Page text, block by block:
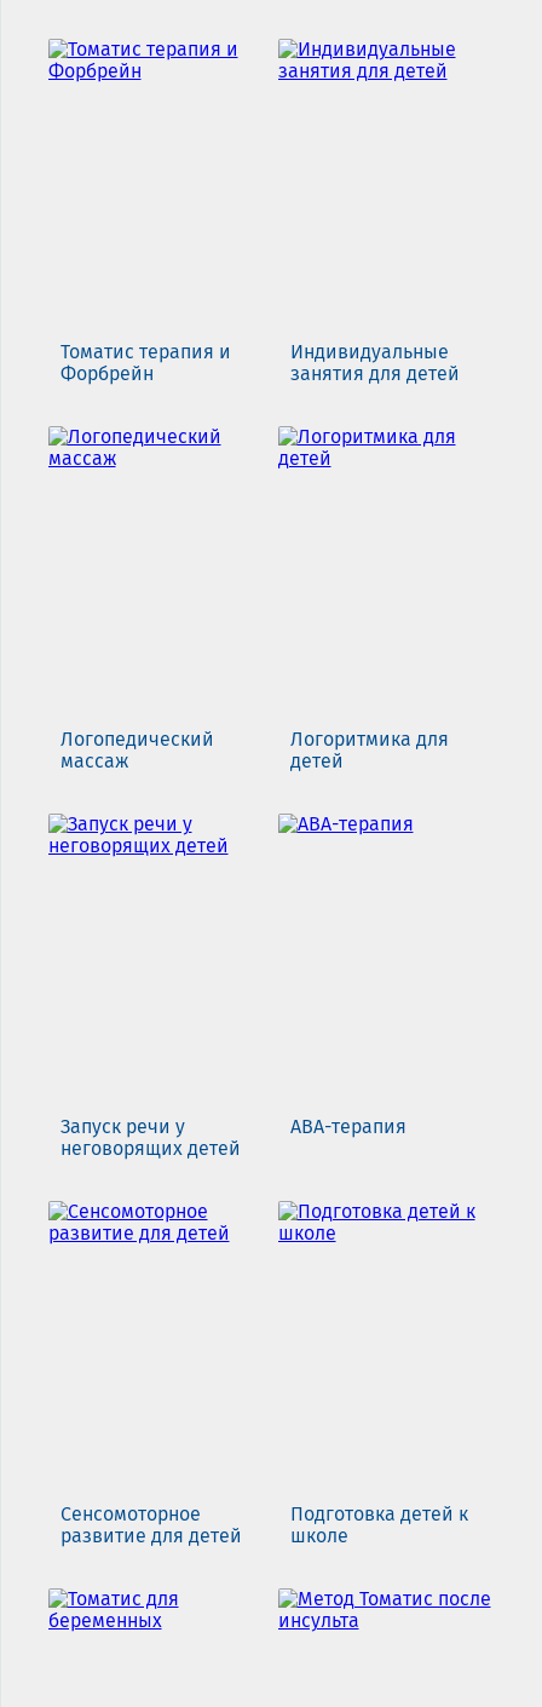
Томатис терапия и
Форбрейн
Индивидуальные
занятия для детей
Логопедический
массаж
Логоритмика для
детей
Запуск речи у
неговорящих детей
АВА-терапия
Сенсомоторное
развитие для детей
Подготовка детей к
школе